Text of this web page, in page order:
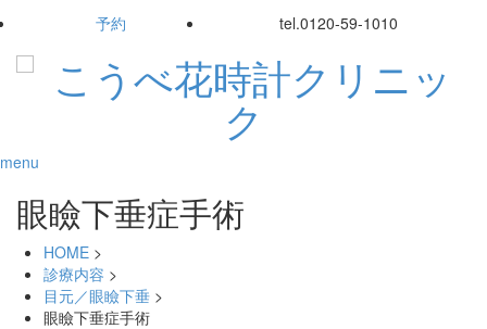
予約 tel.0120-59-1010
menu
眼瞼下垂症手術
HOME >
診療内容 >
目元／眼瞼下垂 >
眼瞼下垂症手術